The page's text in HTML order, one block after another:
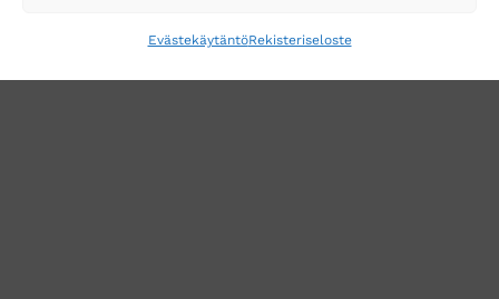
EvästekäytäntöRekisteriseloste